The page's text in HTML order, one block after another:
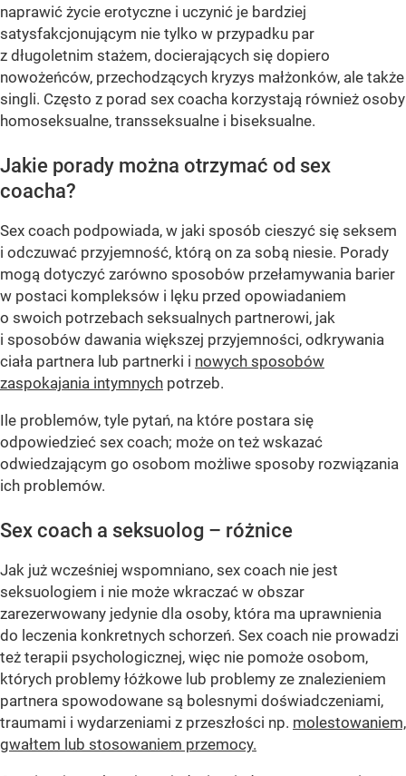
naprawić życie erotyczne i uczynić je bardziej
satysfakcjonującym nie tylko w przypadku par
z długoletnim stażem, docierających się dopiero
nowożeńców, przechodzących kryzys małżonków, ale także
singli. Często z porad sex coacha korzystają również osoby
homoseksualne, transseksualne i biseksualne.
Jakie porady można otrzymać od sex
coacha?
Sex coach podpowiada, w jaki sposób cieszyć się seksem
i odczuwać przyjemność, którą on za sobą niesie. Porady
mogą dotyczyć zarówno sposobów przełamywania barier
w postaci kompleksów i lęku przed opowiadaniem
o swoich potrzebach seksualnych partnerowi, jak
i sposobów dawania większej przyjemności, odkrywania
ciała partnera lub partnerki i nowych sposobów
zaspokajania intymnych potrzeb.
Ile problemów, tyle pytań, na które postara się
odpowiedzieć sex coach; może on też wskazać
odwiedzającym go osobom możliwe sposoby rozwiązania
ich problemów.
Sex coach a seksuolog – różnice
Jak już wcześniej wspomniano, sex coach nie jest
seksuologiem i nie może wkraczać w obszar
zarezerwowany jedynie dla osoby, która ma uprawnienia
do leczenia konkretnych schorzeń. Sex coach nie prowadzi
też terapii psychologicznej, więc nie pomoże osobom,
których problemy łóżkowe lub problemy ze znalezieniem
partnera spowodowane są bolesnymi doświadczeniami,
traumami i wydarzeniami z przeszłości np. molestowaniem,
gwałtem lub stosowaniem przemocy.